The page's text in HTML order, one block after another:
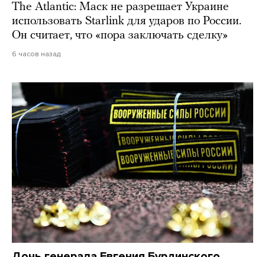
The Atlantic: Маск не разрешает Украине
использовать Starlink для ударов по России.
Он считает, что «пора заключать сделку»
6 часов назад